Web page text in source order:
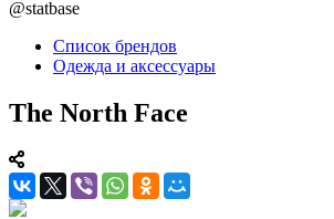
@statbase
Список брендов
Одежда и аксессуары
The North Face